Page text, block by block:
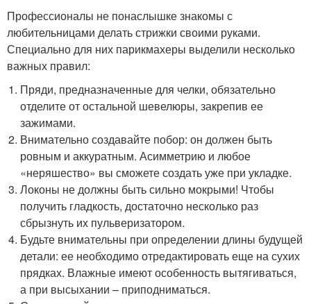
Профессионалы не понаслышке знакомы с
любительницами делать стрижки своими руками.
Специально для них парикмахеры выделили несколько
важных правил:
Пряди, предназначенные для челки, обязательно
отделите от остальной шевелюры, закрепив ее
зажимами.
Внимательно создавайте побор: он должен быть
ровным и аккуратным. Асимметрию и любое
«неряшество» вы сможете создать уже при укладке.
Локоны не должны быть сильно мокрыми! Чтобы
получить гладкость, достаточно несколько раз
сбрызнуть их пульверизатором.
Будьте внимательны при определении длины будущей
детали: ее необходимо отредактировать еще на сухих
прядках. Влажные имеют особенность вытягиваться,
а при высыхании – приподниматься.